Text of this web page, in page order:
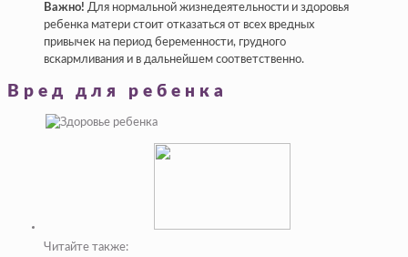
Важно! Для нормальной жизнедеятельности и здоровья
ребенка матери стоит отказаться от всех вредных
привычек на период беременности, грудного
вскармливания и в дальнейшем соответственно.
Вред для ребенка
Читайте также: